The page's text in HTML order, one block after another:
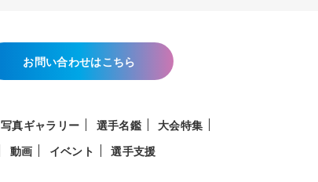
お問い合わせはこちら
写真ギャラリー 選手名鑑
大会特集
動画 イベント 選手支援